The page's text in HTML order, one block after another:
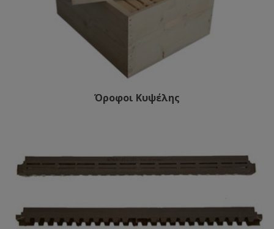
Όροφοι Κυψέλης